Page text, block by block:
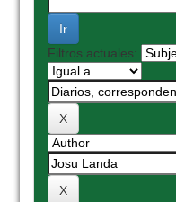
Filtros actuales: